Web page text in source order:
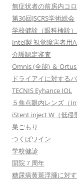
無症状者の前房内コ
第36回JSCRS学術総会
学校健診（眼科検診）
Intel製 視覚障害者用
介護認定審査
Omnis (全能) ＆
ドライアイに対する
TECNIS Eyhance IOL
５焦点眼内レンズ（
iStent inject W（低侵
巣ごもり
つくばワイン
学校健診
開院７周年
糖尿病黄斑浮腫に対